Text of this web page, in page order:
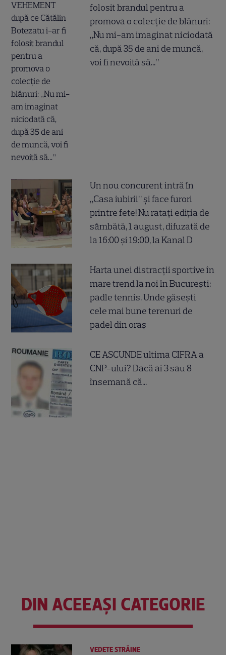
folosit brandul pentru a
promova o colecție de blănuri:
„Nu mi-am imaginat niciodată
că, după 35 de ani de muncă,
voi fi nevoită să...”
Un nou concurent intră în
„Casa iubirii” și face furori
printre fete! Nu ratați ediția de
sâmbătă, 1 august, difuzată de
la 16:00 și 19:00, la Kanal D
Harta unei distracții sportive în
mare trend la noi în București:
padle tennis. Unde găsești
cele mai bune terenuri de
padel din oraș
CE ASCUNDE ultima CIFRA a
CNP-ului? Dacă ai 3 sau 8
însemană că...
DIN ACEEAȘI CATEGORIE
VEDETE STRĂINE